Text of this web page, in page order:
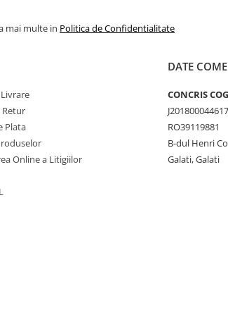
mai multe in Politica de Confidentialitate
Retur
Plata
Online a Litigiilor
DATE
CONCRIS
RO39119881
B-dul Henri
Galati, Galati